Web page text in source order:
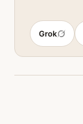
Grok